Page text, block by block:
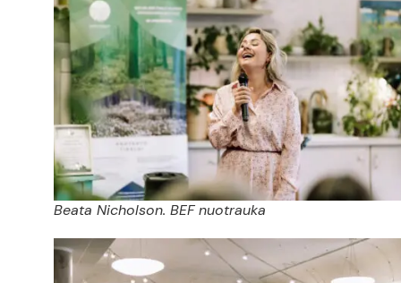
Beata Nicholson. BEF nuotrauka